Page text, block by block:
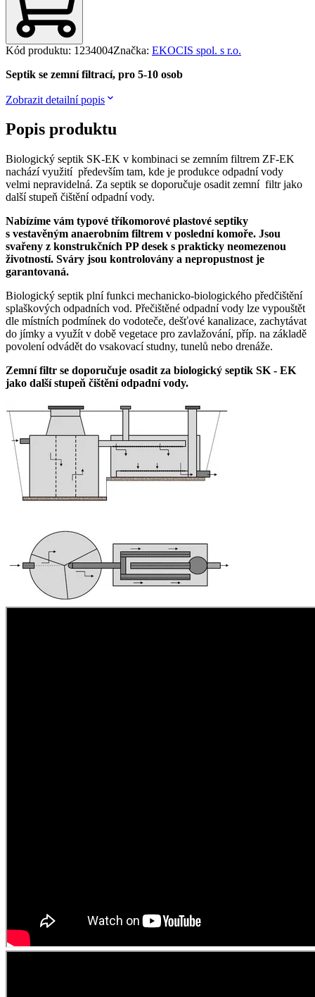
Kód produktu: 1234004Značka: EKOCIS spol. s r.o.
Septik se zemní filtrací, pro 5-10 osob
Zobrazit detailní popis
Popis produktu
Biologický septik SK-EK v kombinaci se zemním filtrem ZF-EK
nachází využití především tam, kde je produkce odpadní vody
velmi nepravidelná. Za septik se doporučuje osadit zemní filtr jako
další stupeň čištění odpadní vody.
Nabízíme vám typové tříkomorové plastové septiky
s vestavěným anaerobním filtrem v poslední komoře. Jsou
svařeny z konstrukčních PP desek s prakticky neomezenou
životností. Sváry jsou kontrolovány a nepropustnost je
garantovaná.
Biologický septik plní funkci mechanicko-biologického předčištění
splaškových odpadních vod. Přečištěné odpadní vody lze vypouštět
dle místních podmínek do vodoteče, dešťové kanalizace, zachytávat
do jímky a využít v době vegetace pro zavlažování, příp. na základě
povolení odvádět do vsakovací studny, tunelů nebo drenáže.
Zemní filtr se doporučuje osadit za biologický septik SK - EK
jako další stupeň čištění odpadní vody.